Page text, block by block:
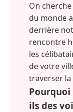
On
du monde
derrière
rencontre
les
de votre
traverser
Pourquoi
ils des